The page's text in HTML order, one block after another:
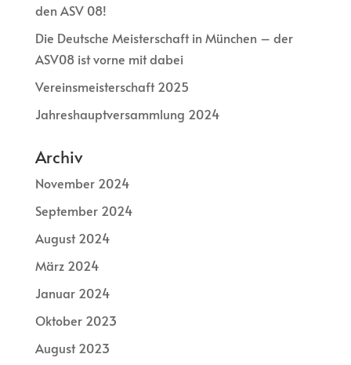
den ASV 08!
Die Deutsche Meisterschaft in München – der
ASV08 ist vorne mit dabei
Vereinsmeisterschaft 2025
Jahreshauptversammlung 2024
Archiv
November 2024
September 2024
August 2024
März 2024
Januar 2024
Oktober 2023
August 2023